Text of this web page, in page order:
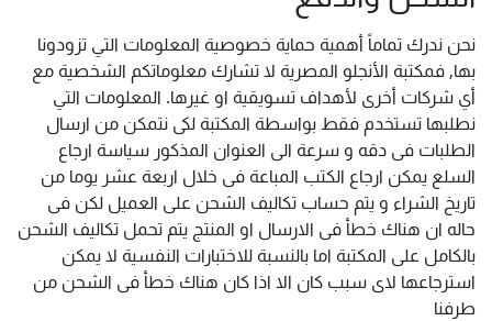
نحن ندرك تماماً أهمية حماية خصوصية المعلومات التي تزودونا
بها, فمكتبة الأنجلو المصرية لا تشارك معلوماتكم الشخصية مع
أي شركات أخرى لأهداف تسويقية او غيرها. المعلومات التي
نطلبها تستخدم فقط بواسطة المكتبة لكى نتمكن من ارسال
الطلبات فى دقه و سرعة الى العنوان المذكور سياسة ارجاع
السلع يمكن ارجاع الكتب المباعة فى خلال اربعة عشر يوما من
تاريخ الشراء و يتم حساب تكاليف الشحن على العميل لكن فى
حاله ان هناك خطأ فى الارسال او المنتج يتم تحمل تكاليف الشحن
بالكامل على المكتبة اما بالنسبة للاختبارات النفسية لا يمكن
استرجاعها لاى سبب كان الا اذا كان هناك خطأ فى الشحن من
طرفنا